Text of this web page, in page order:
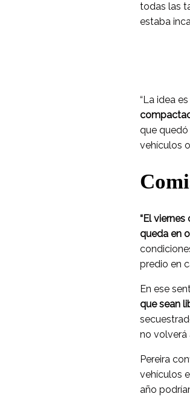
todas las
estaba
“La idea
que
vehículos
“El
queda en
predio en
En ese
que sean
no volverá
Pereira
vehículos
año